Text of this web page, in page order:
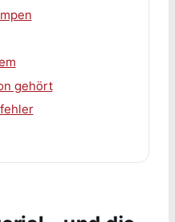
gehört